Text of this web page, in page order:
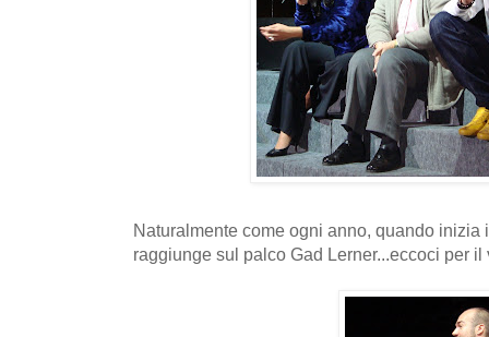
Naturalmente come ogni anno, quando inizia
raggiunge sul palco Gad Lerner...eccoci per